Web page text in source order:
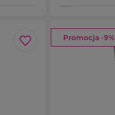
Promocja -9%